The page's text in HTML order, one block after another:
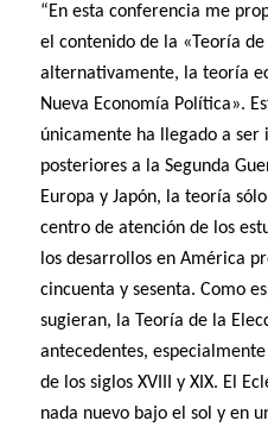
“En esta conferencia me
el contenido de la «Teoría
alternativamente, la teoría
Nueva Economía Política».
únicamente ha llegado a ser
posteriores a la Segunda
Europa y Japón, la teoría
centro de atención de los
los desarrollos en América
cincuenta y sesenta. Como
sugieran, la Teoría de la
antecedentes,
de los siglos XVIII y XIX. El
nada nuevo bajo el sol y en